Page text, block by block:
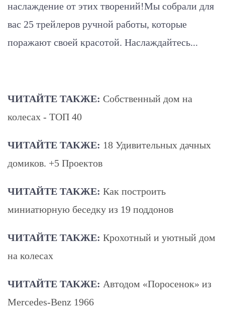
наслаждение от этих творений!Мы собрали для
вас 25 трейлеров ручной работы, которые
поражают своей красотой. Наслаждайтесь...
ЧИТАЙТЕ ТАКЖЕ: Собственный дом на
колесах - ТОП 40
ЧИТАЙТЕ ТАКЖЕ: 18 Удивительных дачных
домиков. +5 Проектов
ЧИТАЙТЕ ТАКЖЕ: Как построить
миниатюрную беседку из 19 поддонов
ЧИТАЙТЕ ТАКЖЕ: Крохотный и уютный дом
на колесах
ЧИТАЙТЕ ТАКЖЕ: Автодом «Поросенок» из
Mercedes-Benz 1966